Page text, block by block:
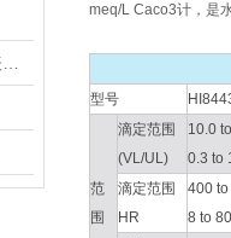
meq/L Caco3计，是
型号
范
围
滴定范围
(VL/UL)
10.0
0.3 to
滴定范围
HR
400
8 to